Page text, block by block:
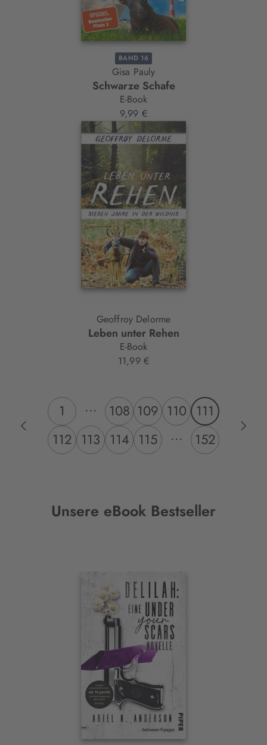
BAND 16
Gisa Pauly
Schwarze Schafe
E-Book
9,99 €
Geoffroy Delorme
Leben unter Rehen
E-Book
11,99 €
1 ... 108 109 110 111
112 113 114 115 ... 152
Unsere eBook Bestseller